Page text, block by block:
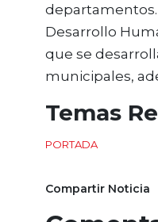
Desarrollo
que se
municipales,
Temas
PORTADA
Compartir Noticia